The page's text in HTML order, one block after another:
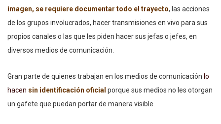
imagen, se requiere documentar todo el trayecto, las acciones
de los grupos involucrados, hacer transmisiones en vivo para sus
propios canales o las que les piden hacer sus jefas o jefes, en
diversos medios de comunicación.
Gran parte de quienes trabajan en los medios de comunicación lo
hacen sin identificación oficial porque sus medios no les otorgan
un gafete que puedan portar de manera visible.